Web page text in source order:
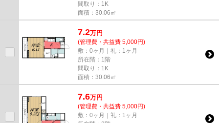
間取り：1K
面積：30.06㎡
7.2万円
(管理費・共益費 5,000円)
敷：0ヶ月｜礼：1ヶ月
所在階：1階
間取り：1K
面積：30.06㎡
7.6万円
(管理費・共益費 5,000円)
敷：0ヶ月｜礼：1ヶ月